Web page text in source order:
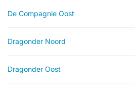
De Compagnie Oost
Dragonder Noord
Dragonder Oost